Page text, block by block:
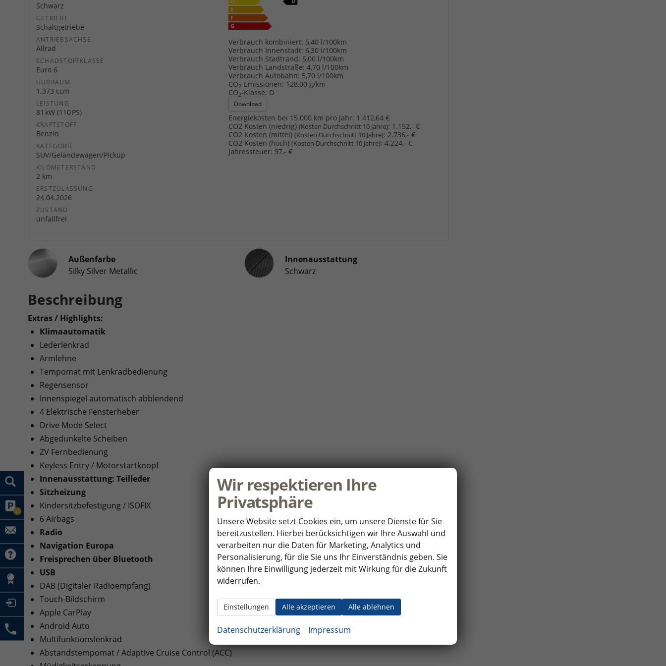
0
Schwarz
GETRIEBE
Schaltgetriebe
ANTRIEBSACHSE
Allrad
SCHADSTOFFKLASSE
Euro 6
HUBRAUM
1.373 ccm
LEISTUNG
81 kW (110 PS)
KRAFTSTOFF
Benzin
KATEGORIE
SUV/Geländewagen/Pickup
KILOMETERSTAND
2 km
ERSTZULASSUNG
24.04.2026
ZUSTAND
unfallfrei
Verbrauch kombiniert: 5,40 l/100km
Verbrauch Innenstadt: 6,30 l/100km
Verbrauch Stadtrand: 5,00 l/100km
Verbrauch Landstraße: 4,70 l/100km
Verbrauch Autobahn: 5,70 l/100km
CO2-Emissionen: 128,00 g/km
CO2-Klasse: D
Download
Energiekosten bei 15.000 km pro Jahr: 1.412,64 €
CO2 Kosten (niedrig) (Kosten Durchschnitt 10 Jahre): 1.152,- €
CO2 Kosten (mittel) (Kosten Durchschnitt 10 Jahre): 2.736,- €
CO2 Kosten (hoch) (Kosten Durchschnitt 10 Jahre): 4.224,- €
Jahressteuer: 97,- €
Außenfarbe
Silky Silver Metallic
InnenausstattungInnenausstattung
Schwarz
Beschreibung
Extras / Highlights:
Klimaautomatik
Lederlenkrad
Armlehne
Tempomat mit Lenkradbedienung
Regensensor
Innenspiegel automatisch abblendend
4 Elektrische Fensterheber
Drive Mode Select
Abgedunkelte Scheiben
ZV Fernbedienung
Keyless Entry / Motorstartknopf
Innenausstattung: Teilleder
Sitzheizung
Kindersitzbefestigung / ISOFIX
6 Airbags
Radio
Navigation Europa
Freisprechen über Bluetooth
USB
DAB (Digitaler Radioempfang)
Touch-Bildschirm
Apple CarPlay
Android Auto
Multifunktionslenkrad
Abstandstempomat / Adaptive Cruise Control (ACC)
Wir respektieren Ihre
Privatsphäre
Unsere Website setzt Cookies ein, um unsere Dienste für Sie
bereitzustellen. Hierbei berücksichtigen wir Ihre Auswahl und
verarbeiten nur die Daten für Marketing, Analytics und
Personalisierung, für die Sie uns Ihr Einverständnis geben. Sie
können Ihre Einwilligung jederzeit mit Wirkung für die Zukunft
widerrufen.
Alle akzeptieren Alle ablehnen
Einstellungen
Datenschutzerklärung Impressum